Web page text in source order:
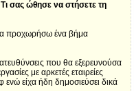
σας ώθησε να στήσετε τη
προχωρήσω ένα βήμα
που θα εξερευνούσα
με αρκετές εταιρείες
ενώ είχα ήδη δημοσιεύσει δικά